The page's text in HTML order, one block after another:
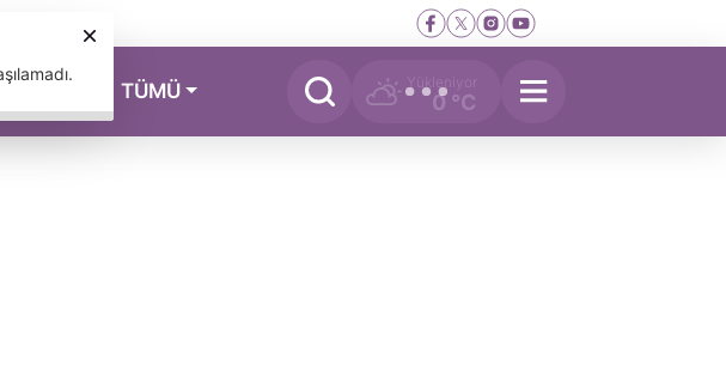
MAGAZİN TÜMÜ Yükleniyor
0 °C